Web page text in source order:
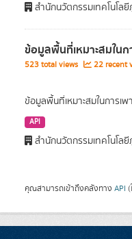
สำนักนวัตกรรมเทคโนโล
ข้อมูลพื้นที่เหมาะสมใน
523 total views 22 recent
ข้อมูลพื้นที่เหมาะสมในการเ
API
สำนักนวัตกรรมเทคโนโล
คุณสามารถเข้าถึงคลังทาง API